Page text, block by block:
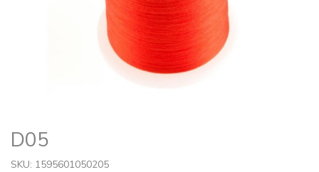
D05
SKU: 1595601050205